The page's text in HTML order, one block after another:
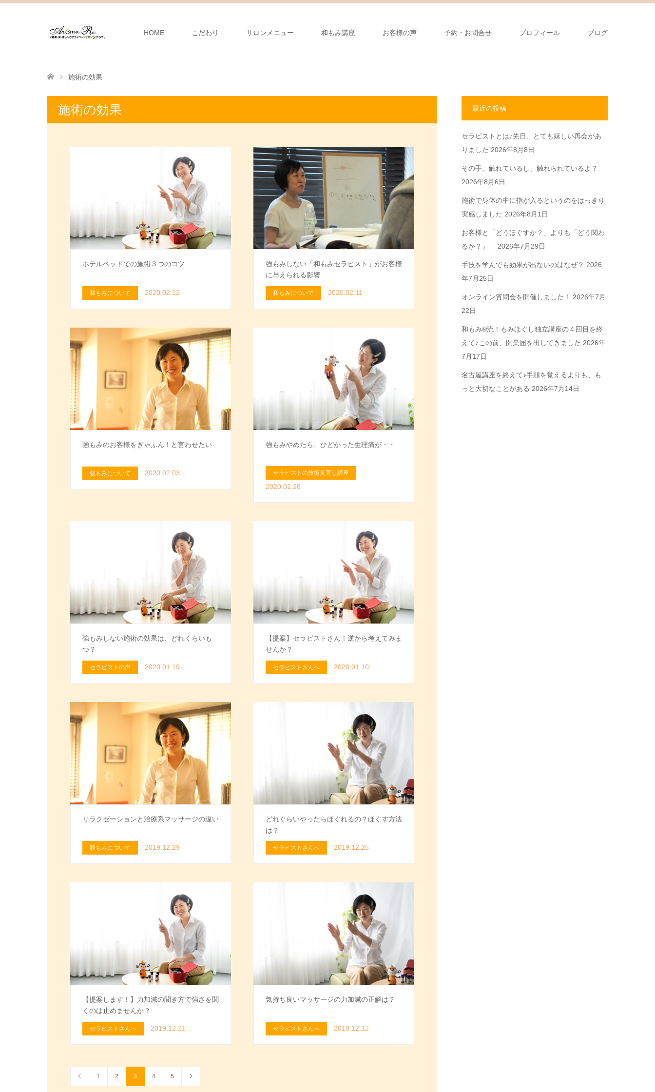
HOME こだわり サロンメニュー 和もみ講座 お客様の声 予約・お問合せ プロフィール ブログ
施術の効果
施術の効果
ホテルベッドでの施術３つのコツ
和もみについて 2020.02.12
強もみしない「和もみセラピスト」がお客様
に与えられる影響
和もみについて 2020.02.11
強もみのお客様をぎゃふん！と言わせたい
強もみについて 2020.02.03
強もみやめたら、ひどかった生理痛が・・
セラピストの技術見直し講座
2020.01.28
強もみしない施術の効果は、どれくらいも
つ？
セラピストの声 2020.01.19
【提案】セラピストさん！逆から考えてみま
せんか？
セラピストさんへ 2020.01.10
リラクゼーションと治療系マッサージの違い
和もみについて 2019.12.29
どれぐらいやったらほぐれるの？ほぐす方法
は？
セラピストさんへ 2019.12.25
【提案します！】力加減の聞き方で強さを聞
くのは止めませんか？
セラピストさんへ 2019.12.21
気持ち良いマッサージの力加減の正解は？
セラピストさんへ 2019.12.12
1 2 3 4 5
最近の投稿
セラピストとは♪先日、とても嬉しい再会があ
りました 2026年8月8日
その手。触れているし、触れられているよ？
2026年8月6日
施術で身体の中に指が入るというのをはっきり
実感しました 2026年8月1日
お客様と「どうほぐすか？」よりも「どう関わ
るか？」
2026年7月29日
手技を学んでも効果が出ないのはなぜ？ 2026
年7月25日
オンライン質問会を開催しました！
2026年7月
22日
和もみ®流！もみほぐし独立講座の４回目を終
えて♪この前、開業届を出してきました 2026年
7月17日
名古屋講座を終えて♪手順を覚えるよりも、も
っと大切なことがある 2026年7月14日